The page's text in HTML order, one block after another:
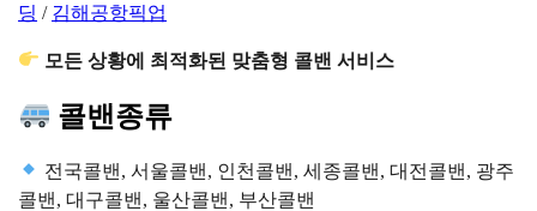
딩 / 김해공항픽업
모든 상황에 최적화된 맞춤형 콜밴 서비스
콜밴종류
전국콜밴, 서울콜밴, 인천콜밴, 세종콜밴, 대전콜밴, 광주
콜밴, 대구콜밴, 울산콜밴, 부산콜밴